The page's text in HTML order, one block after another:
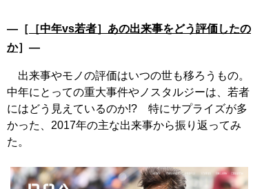
―［ ［中年vs若者］あの出来事をどう評価したの
か］―
出来事やモノの評価はいつの世も移ろうもの。
中年にとっての重大事件やノスタルジーは、若者
にはどう見えているのか!? 特にサプライズが多
かった、2017年の主な出来事から振り返ってみ
た。